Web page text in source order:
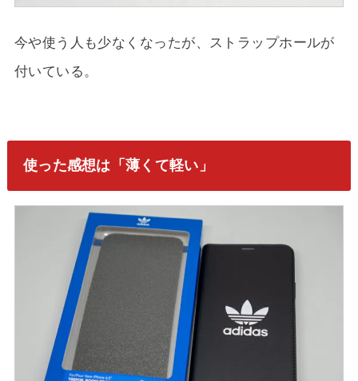
今や使う人も少なくなったが、ストラップホールが
付いている。
使った感想は「薄くて軽い」